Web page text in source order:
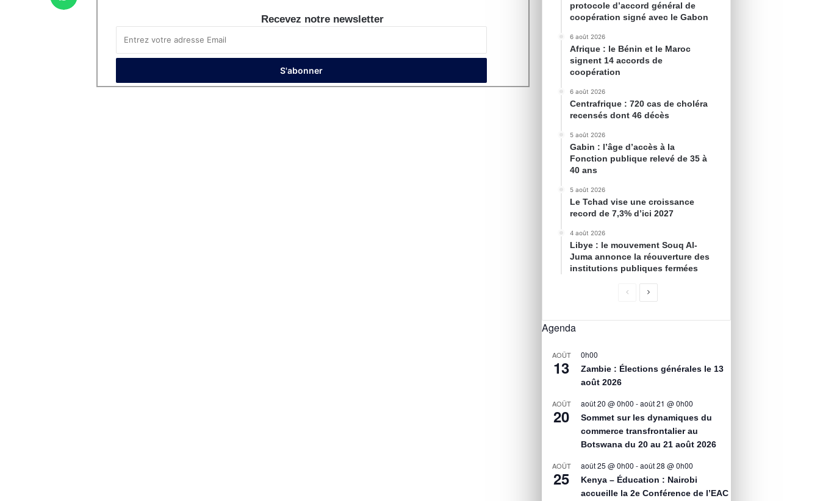
Recevez notre newsletter
protocole d’accord général de
coopération signé avec le Gabon
6 août 2026
Afrique : le Bénin et le Maroc
signent 14 accords de
coopération
6 août 2026
Centrafrique : 720 cas de choléra
recensés dont 46 décès
5 août 2026
Gabin : l’âge d’accès à la
Fonction publique relevé de 35 à
40 ans
5 août 2026
Le Tchad vise une croissance
record de 7,3% d’ici 2027
4 août 2026
Libye : le mouvement Souq Al-
Juma annonce la réouverture des
institutions publiques fermées
Agenda
AOÛT
13
0h00
Zambie : Élections générales le 13
août 2026
AOÛT
20
août 20 @ 0h00 -août 21 @ 0h00
Sommet sur les dynamiques du
commerce transfrontalier au
Botswana du 20 au 21 août 2026
AOÛT
25
août 25 @ 0h00 -août 28 @ 0h00
Kenya – Éducation : Nairobi
accueille la 2e Conférence de l’EAC